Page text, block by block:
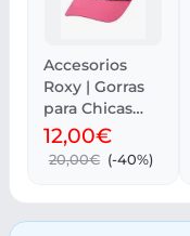
Accesorios
Roxy | Gorras
para Chicas
ERLHA03175.
12,00€
20,00€ (-40%)